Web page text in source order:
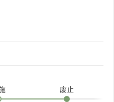
废止